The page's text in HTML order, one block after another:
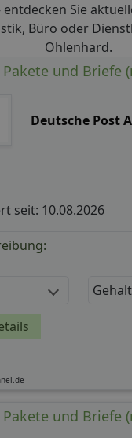
Sie
Büro oder
Ohlenhard.
und Briefe
Deutsche Post
seit: 10.08.2026
Gehalt
und Briefe